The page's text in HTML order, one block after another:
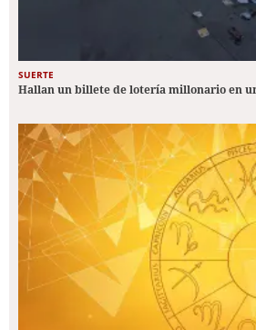
SUERTE
Hallan un billete de lotería millonario en